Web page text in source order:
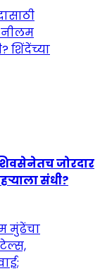
जोरदार
संधी?